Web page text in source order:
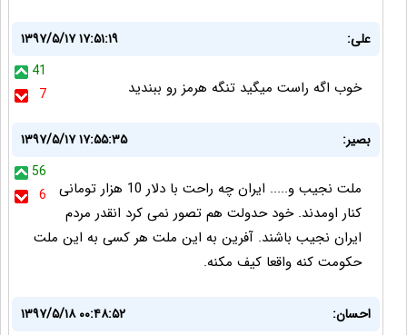
علی:
۱۳۹۷/۵/۱۷ ۱۷:۵۱:۱۹
41
7
خوب اگه راست میگید تنگه هرمز رو ببندید
بصير:
۱۳۹۷/۵/۱۷ ۱۷:۵۵:۳۵
56
6
ملت نجیب و..... ایران چه راحت با دلار 10 هزار تومانی
کنار اومدند. خود حدولت هم تصور نمی کرد انقدر مردم
ایران نجیب باشند. آفرین به این ملت هر کسی به این ملت
حکومت کنه واقعا کیف مکنه.
احسان:
۱۳۹۷/۵/۱۸ ۰۰:۴۸:۵۲